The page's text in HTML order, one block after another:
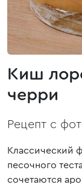
Киш
черри
Рецепт с
Классический
песочного
сочетаются